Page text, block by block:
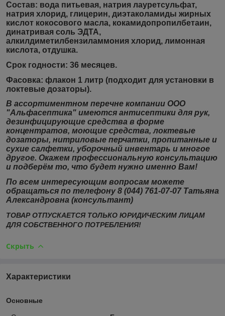
Состав: вода питьевая, натрия лауретсульфат,
натрия хлорид, глицерин, диэтаколамиды жирных
кислот кокосового масла, кокамидопропилбетаин,
динатривая соль ЭДТА,
алкилдиметилбензиламмония хлорид, лимонная
кислота, отдушка.
Срок годности: 36 месяцев.
Фасовка: флакон 1 литр (подходит для установки в
локтевые дозаторы).
В ассортиментном перечне компании ООО
"Альфасептика" имеются антисептики для рук,
дезинфицирующие средства в форме
концентратов, моющие средства, локтевые
дозаторы, нитриловые перчатки, пропитанные и
сухие салфетки, уборочный инвентарь и многое
другое. Окажем профессиональную консультацию
и подберём то, что будет нужно именно Вам!
По всем интересующим вопросам можете
обращаться по телефону 8 (044) 761-07-07 Татьяна
Александровна (консультант)
ТОВАР ОТПУСКАЕТСЯ ТОЛЬКО ЮРИДИЧЕСКИМ ЛИЦАМ
ДЛЯ СОБСТВЕННОГО ПОТРЕБЛЕНИЯ!
Скрыть
Характеристики
Основные